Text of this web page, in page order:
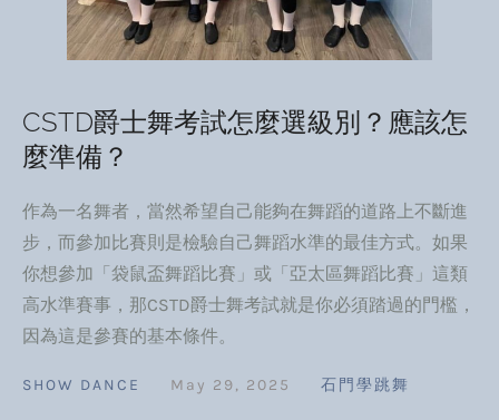
CSTD爵士舞考試怎麼選級別？應該怎
麼準備？
作為一名舞者，當然希望自己能夠在舞蹈的道路上不斷進
步，而參加比賽則是檢驗自己舞蹈水準的最佳方式。如果
你想參加「袋鼠盃舞蹈比賽」或「亞太區舞蹈比賽」這類
高水準賽事，那CSTD爵士舞考試就是你必須踏過的門檻，
因為這是參賽的基本條件。
SHOW DANCE May 29, 2025 石門學跳舞